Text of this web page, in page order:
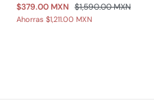
$379.00 MXN $1,590.00 MXN
Ahorras $1,211.00 MXN